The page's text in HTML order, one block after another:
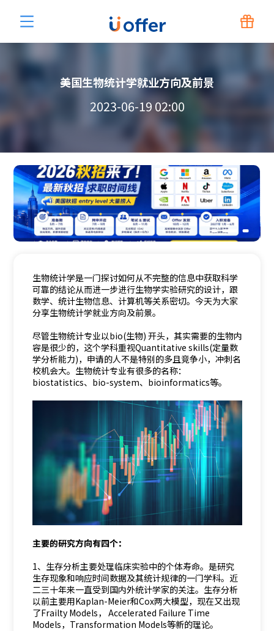
美国生物统计学就业方向及前景
2023-06-19 02:00
生物统计学是一门探讨如何从不完整的信息中获取科学
可靠的结论从而进一步进行生物学实验研究的设计，跟
数学、统计生物信息、计算机等关系密切。今天为大家
分享生物统计学就业方向及前景。
尽管生物统计专业以bio(生物) 开头，其实需要的生物内
容是很少的，这个学科重视Quantitative skills(定量数
学分析能力)，申请的人不是特别的多且竞争小，冲刺名
校机会大。生物统计专业有很多的名称：
biostatistics、bio-system、bioinformatics等。
主要的研究方向有四个：
1、生存分析主要处理临床实验中的个体寿命。是研究
生存现象和响应时间数据及其统计规律的一门学科。近
二三十年来一直受到国内外统计学家的关注。生存分析
以前主要用Kaplan-Meier和Cox两大模型，现在又出现
了Frailty Models， Accelerated Failure Time
Models，Transformation Models等新的理论。